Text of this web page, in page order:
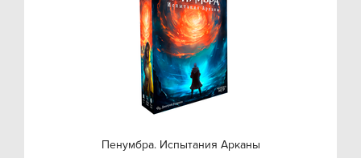
Пенумбра. Испытания Арканы